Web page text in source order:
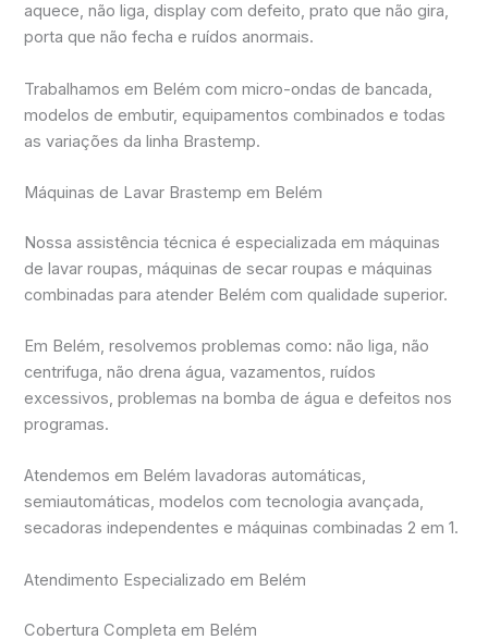
aquece, não liga, display com defeito, prato que não gira,
porta que não fecha e ruídos anormais.
Trabalhamos em Belém com micro-ondas de bancada,
modelos de embutir, equipamentos combinados e todas
as variações da linha Brastemp.
Máquinas de Lavar Brastemp em Belém
Nossa assistência técnica é especializada em máquinas
de lavar roupas, máquinas de secar roupas e máquinas
combinadas para atender Belém com qualidade superior.
Em Belém, resolvemos problemas como: não liga, não
centrifuga, não drena água, vazamentos, ruídos
excessivos, problemas na bomba de água e defeitos nos
programas.
Atendemos em Belém lavadoras automáticas,
semiautomáticas, modelos com tecnologia avançada,
secadoras independentes e máquinas combinadas 2 em 1.
Atendimento Especializado em Belém
Cobertura Completa em Belém